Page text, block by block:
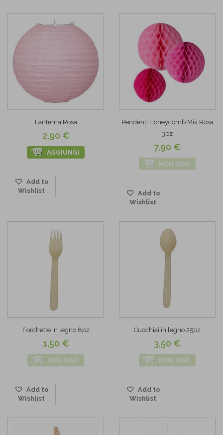
Lanterna Rosa
2,90 €
AGGIUNGI
Add to
Wishlist
Pendenti Honeycomb Mix Rosa
3pz
7,90 €
NON DISP.
Add to
Wishlist
Forchette in legno 8pz
1,50 €
NON DISP.
Add to
Wishlist
Cucchiai in legno 25pz
3,50 €
NON DISP.
Add to
Wishlist